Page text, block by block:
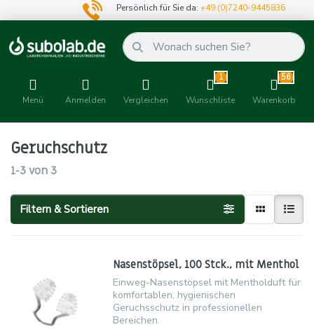
Persönlich für Sie da:+49 (0)7240-9445836
Menü Anmelden Vergleichen
1
Wunschliste
56
Warenkorb
Geruchschutz
1-3von 3
Filtern & Sortieren
Nasenstöpsel, 100 Stck., mit Menthol
Einweg-Nasenstöpsel mit Mentholduft für
komfortablen, hygienischen
Geruchsschutz in professionellen
Bereichen.